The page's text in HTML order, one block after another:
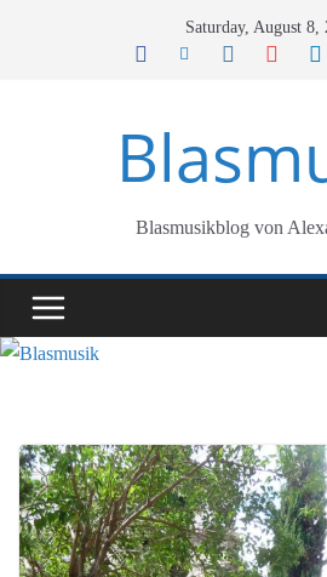
Saturday, August 8,
Blasmusikblog von